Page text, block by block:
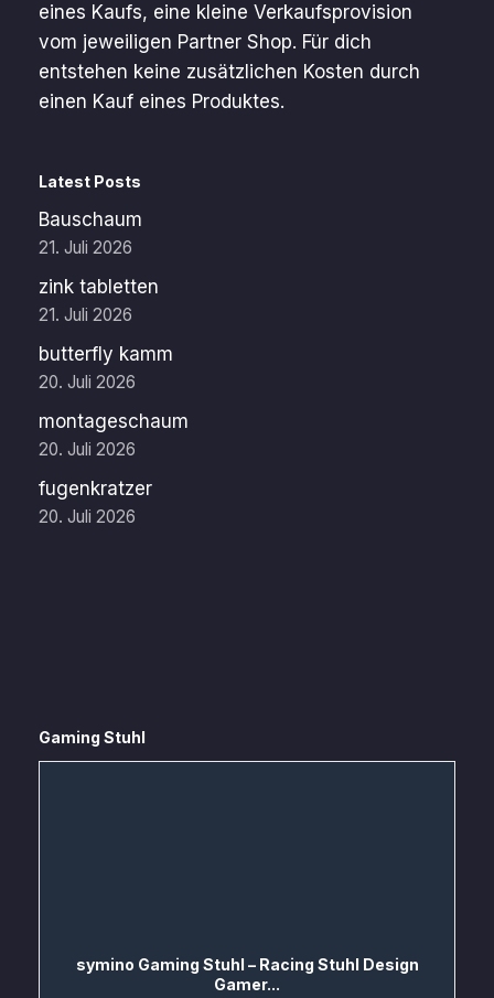
eines Kaufs, eine kleine Verkaufsprovision
vom jeweiligen Partner Shop. Für dich
entstehen keine zusätzlichen Kosten durch
einen Kauf eines Produktes.
Latest Posts
Bauschaum
21. Juli 2026
zink tabletten
21. Juli 2026
butterfly kamm
20. Juli 2026
montageschaum
20. Juli 2026
fugenkratzer
20. Juli 2026
Gaming Stuhl
symino Gaming Stuhl – Racing Stuhl Design
Gamer...